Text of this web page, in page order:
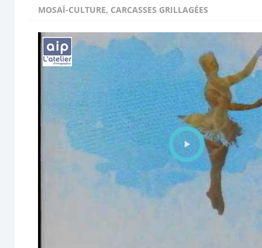
MOSAÏ-CULTURE, CARCASSES GRILLAGÉES